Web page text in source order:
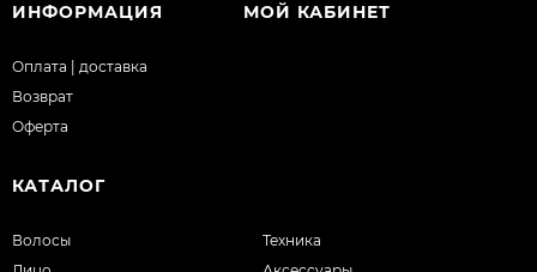
ИНФОРМАЦИЯ
Оплата | доставка
Возврат
Оферта
МОЙ КАБИНЕТ
КАТАЛОГ
Волосы
Техника